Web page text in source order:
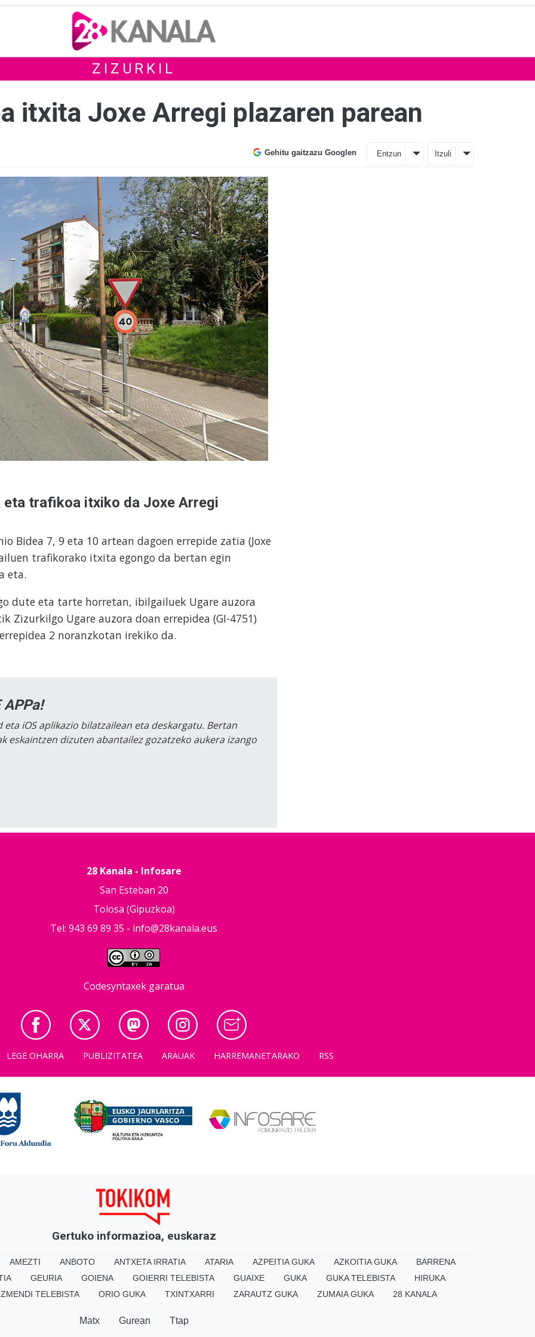
ZIZURKIL
itxita Joxe Arregi plazaren parean
Gehitu gaitzazu Googlen Entzun Itzuli
eta trafikoa itxiko da Joxe Arregi
Bidea 7, 9 eta 10 artean dagoen errepide zatia (Joxe
trafikorako itxita egongo da bertan egin
eta.
dute eta tarte horretan, ibilgailuek Ugare auzora
Zizurkilgo Ugare auzora doan errepidea (GI-4751)
2 noranzkotan irekiko da.
APPa!
iOS aplikazio bilatzailean eta deskargatu. Bertan
eskaintzen dizuten abantailez gozatzeko aukera izango
28 Kanala - Infosare
San Esteban 20
Tolosa (Gipuzkoa)
Tel: 943 69 89 35 - info@28kanala.eus
Codesyntaxek garatua
LEGE OHARRA PUBLIZITATEA ARAUAK HARREMANETARAKO RSS
Gertuko informazioa, euskaraz
AMEZTI ANBOTO ANTXETA IRRATIA ATARIA AZPEITIA GUKA AZKOITIA GUKA
BARRENA
GEURIA GOIENA GOIERRI TELEBISTA GUAIXE GUKA GUKA TELEBISTA
HIRUKA
TELEBISTA ORIO GUKA TXINTXARRI ZARAUTZ GUKA ZUMAIA GUKA 28 KANALA
Matx Gurean Ttap